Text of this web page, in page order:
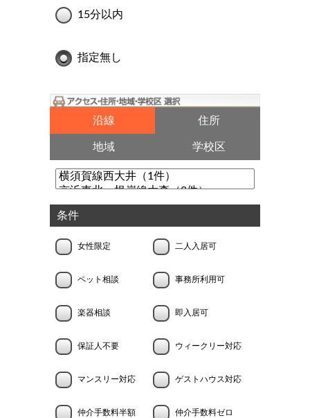
15分以内
指定無し
沿線 住所
地域 学校区
条件
女性限定 二人入居可
ペット相談 事務所利用可
楽器相談 即入居可
保証人不要 ウィークリー対応
マンスリー対応 ゲストハウス対応
仲介手数料半額 仲介手数料ゼロ